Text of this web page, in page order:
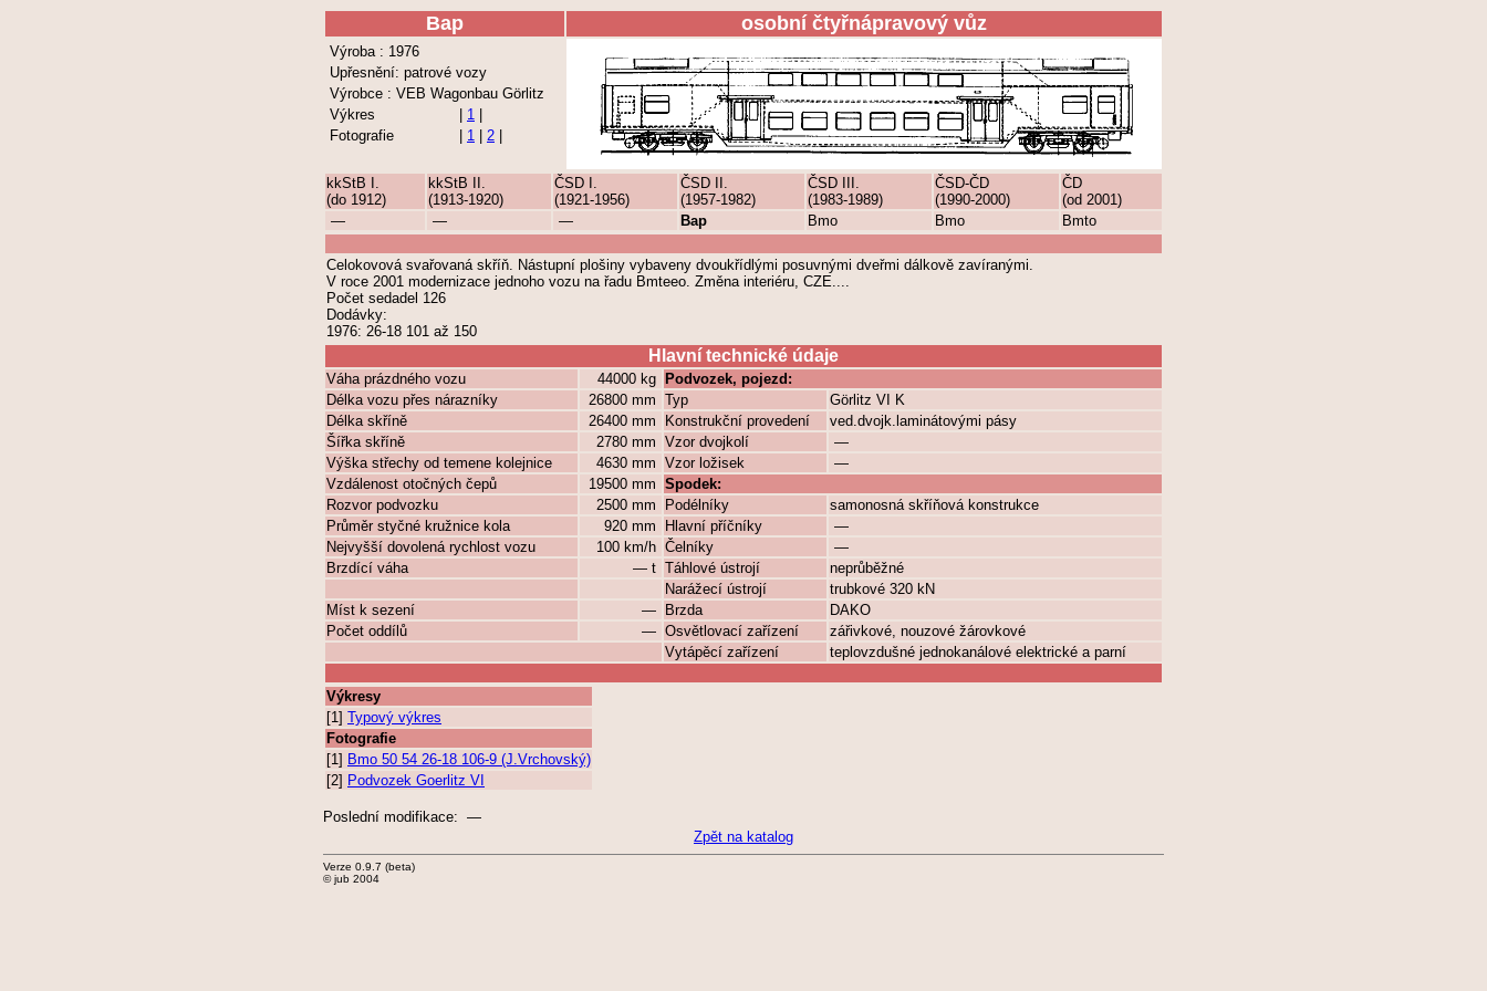
Bap osobní čtyřnápravový vůz
Výroba : 1976
Upřesnění: patrové vozy
Výrobce : VEB Wagonbau Görlitz
Výkres
1
Fotografie
1 2
kkStB I.
(do 1912)
kkStB II.
(1913-1920)
ČSD I.
(1921-1956)
ČSD II.
(1957-1982)
ČSD III.
(1983-1989)
ČSD-ČD
(1990-2000)
ČD
(od 2001)
—
— — Bap Bmo Bmo Bmto
Celokovová svařovaná skříň. Nástupní plošiny vybaveny dvoukřídlými posuvnými dveřmi dálkově zavíranými.
V roce 2001 modernizace jednoho vozu na řadu Bmteeo. Změna interiéru, CZE....
Počet sedadel 126
Dodávky:
1976: 26-18 101 až 150
Hlavní technické údaje
Váha prázdného vozu 44000 kg
Podvozek, pojezd:
Délka vozu přes nárazníky
26800 mm Typ
Görlitz VI K
Délka skříně
26400 mm Konstrukční provedení
ved.dvojk.laminátovými pásy
Šířka skříně
2780 mm Vzor dvojkolí
—
Výška střechy od temene kolejnice
4630 mm Vzor ložisek
—
Vzdálenost otočných čepů
19500 mm Spodek:
Rozvor podvozku
2500 mm Podélníky
samonosná skříňová konstrukce
Průměr styčné kružnice kola
920 mm Hlavní příčníky
—
Nejvyšší dovolená rychlost vozu
100 km/h Čelníky
—
Brzdící váha
— t Táhlové ústrojí
neprůběžné
Narážecí ústrojí
trubkové 320 kN
Míst k sezení
— Brzda
DAKO
Počet oddílů
— Osvětlovací zařízení
zářivkové, nouzové žárovkové
Vytápěcí zařízení
teplovzdušné jednokanálové elektrické a parní
Výkresy
[1] Typový výkres
Fotografie
[1] Bmo 50 54 26-18 106-9 (J.Vrchovský)
[2] Podvozek Goerlitz VI
Poslední modifikace: —
Zpět na katalog
Verze 0.9.7 (beta)
© jub 2004